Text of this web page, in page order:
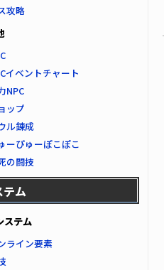
攻略
イベントチャート
NPC
ップ
ル錬成
ーぴゅーぽこぽこ
の闘技
テム
ステム
ライン要素